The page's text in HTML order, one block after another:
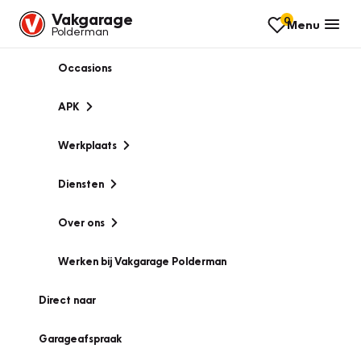
Vakgarage
Polderman
0Menu
Occasions
APK
Werkplaats
Diensten
Over ons
Werken bij Vakgarage Polderman
Direct naar
Garageafspraak